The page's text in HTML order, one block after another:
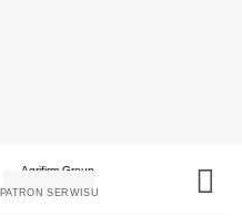
PATRON SERWISU